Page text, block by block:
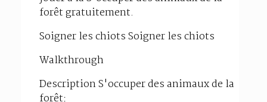
forêt gratuitement.
Soigner les chiots Soigner les chiots
Walkthrough
Description S'occuper des animaux de la
forêt: